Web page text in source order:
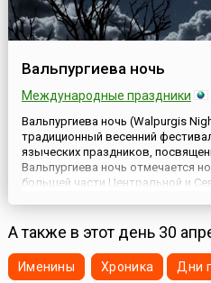
Вальпургиева ночь
Международные праздники
Вальпургиева ночь (Walpurgis
традиционный весенний
языческих праздников,
Вальпургиева ночь отмечается
большей части Центральной и
монахини, прие...
А также в этот день 30
Именины Хроника Дни